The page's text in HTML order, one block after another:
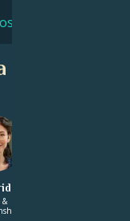
Gratuita
&